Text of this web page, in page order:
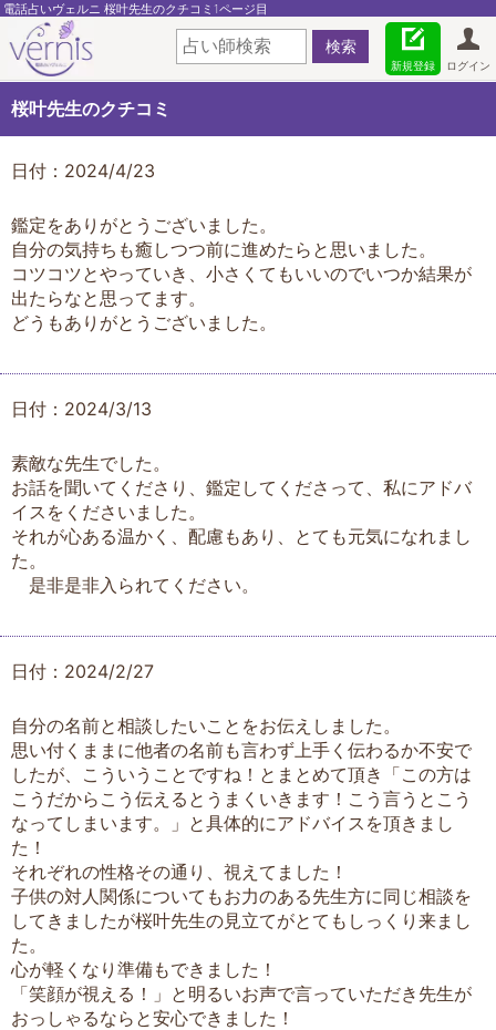
電話占いヴェルニ 桜叶先生のクチコミ1ページ目
ログイン
新規登録
桜叶先生のクチコミ
日付：2024/4/23
鑑定をありがとうございました。
自分の気持ちも癒しつつ前に進めたらと思いました。
コツコツとやっていき、小さくてもいいのでいつか結果が
出たらなと思ってます。
どうもありがとうございました。
日付：2024/3/13
素敵な先生でした。
お話を聞いてくださり、鑑定してくださって、私にアドバ
イスをくださいました。
それが心ある温かく、配慮もあり、とても元気になれまし
た。
是非是非入られてください。
日付：2024/2/27
自分の名前と相談したいことをお伝えしました。
思い付くままに他者の名前も言わず上手く伝わるか不安で
したが、こういうことですね！とまとめて頂き「この方は
こうだからこう伝えるとうまくいきます！こう言うとこう
なってしまいます。」と具体的にアドバイスを頂きまし
た！
それぞれの性格その通り、視えてました！
子供の対人関係についてもお力のある先生方に同じ相談を
してきましたが桜叶先生の見立てがとてもしっくり来まし
た。
心が軽くなり準備もできました！
「笑顔が視える！」と明るいお声で言っていただき先生が
おっしゃるならと安心できました！